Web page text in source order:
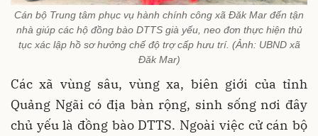
Cán bộ Trung tâm phục vụ hành chính công xã Đăk Mar đến tận
nhà giúp các hộ đồng bào DTTS già yếu, neo đơn thực hiện thủ
tục xác lập hồ sơ hưởng chế độ trợ cấp hưu trí. (Ảnh: UBND xã
Đăk Mar)
Các xã vùng sâu, vùng xa, biên giới của tỉnh
Quảng Ngãi có địa bàn rộng, sinh sống nơi đây
chủ yếu là đồng bào DTTS. Ngoài việc cử cán bộ